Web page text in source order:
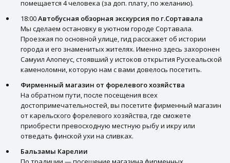
помещается 4 человека (за доп. плату, по желанию).
18:00Автобусная обзорная экскурсия по г.Сортавала
Мы сделаем остановку в уютном городе Сортавала.
Проезжая по основной улице, гид расскажет об истории
города и его знаменитых жителях. Именно здесь захоронен
Самуил Алопеус, стоявший у истоков открытия Рускеальской
каменоломни, которую нам с вами довелось посетить.
Фирменный магазин от форелевого хозяйства
На обратном пути, после посещения всех
достопримечательностей, вы посетите фирменный магазин
от карельского форелевого хозяйства, где сможете
приобрести превосходную местную рыбу и икру или
отведать финской ухи на сливках.
Бальзамы Карелии